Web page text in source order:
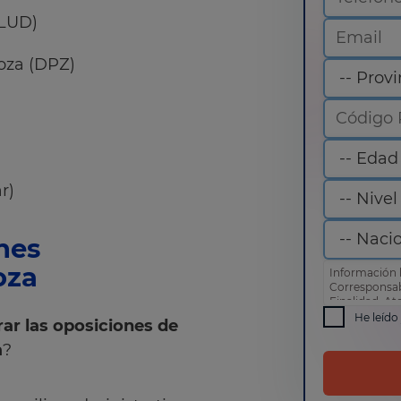
(DPZ)
las oposiciones de
?
Información
Finalidad:
comercial
Derechos:
He